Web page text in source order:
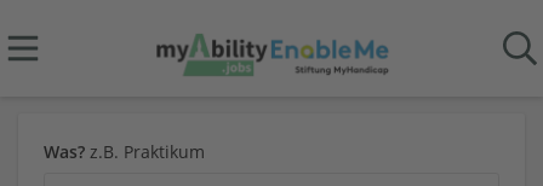
Was? z.B. Praktikum